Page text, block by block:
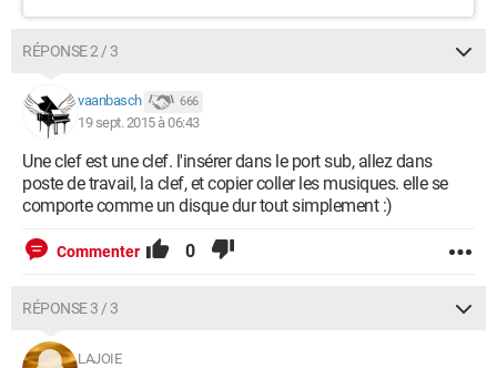
RÉPONSE 2 / 3
vaanbasch 666
19 sept. 2015 à 06:43
Une clef est une clef. l'insérer dans le port sub, allez dans
poste de travail, la clef, et copier coller les musiques. elle se
comporte comme un disque dur tout simplement :)
Commenter 0
RÉPONSE 3 / 3
LAJOIE